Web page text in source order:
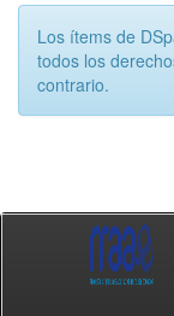
Los ítems de
todos los
contrario.